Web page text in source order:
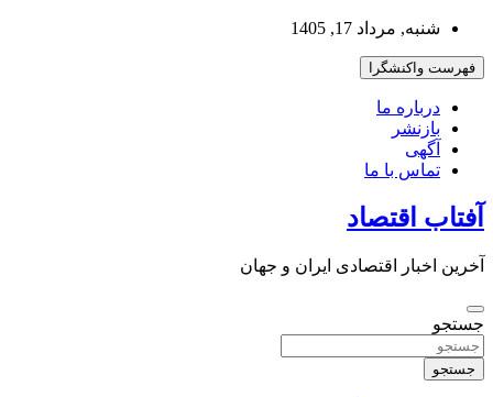
بروید
شنبه, مرداد 17, 1405
فهرست واکنشگرا
درباره ما
بازنشر
آگهی
تماس با ما
آفتاب اقتصاد
آخرین اخبار اقتصادی ایران و جهان
جستجو
جستجو